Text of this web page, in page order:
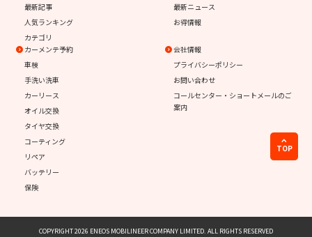
最新記事
人気ランキング
カテゴリ
最新ニュース
お得情報
カーメンテ予約
車検
手洗い洗車
カーリース
オイル交換
タイヤ交換
コーティング
リペア
バッテリー
保険
会社情報
プライバシーポリシー
お問い合わせ
コールセンター・ショートメールのご
案内
COPYRIGHT 2026 ENEOS MOBILINEER COMPANY LIMITED. ALL RIGHTS RESERVED
TOP